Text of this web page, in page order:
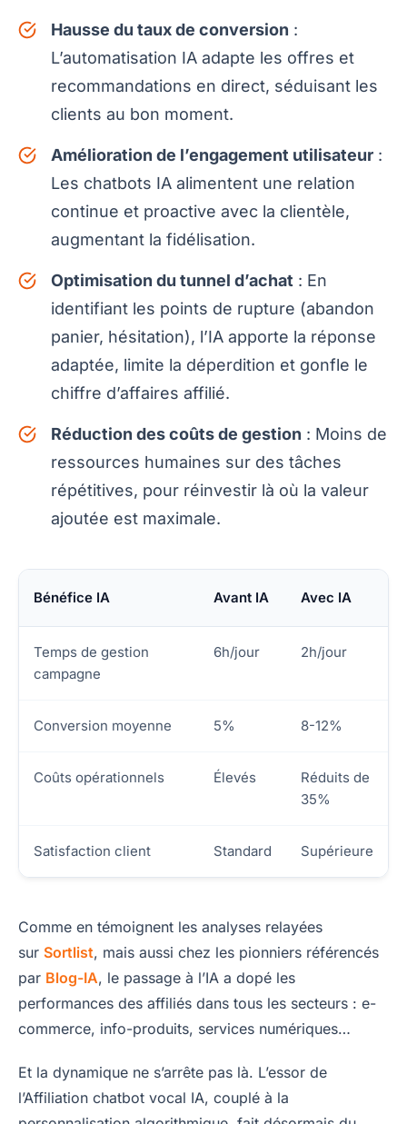
Hausse du taux de conversion :
L’automatisation IA adapte les offres et
recommandations en direct, séduisant les
clients au bon moment.
Amélioration de l’engagement utilisateur :
Les chatbots IA alimentent une relation
continue et proactive avec la clientèle,
augmentant la fidélisation.
Optimisation du tunnel d’achat : En
identifiant les points de rupture (abandon
panier, hésitation), l’IA apporte la réponse
adaptée, limite la déperdition et gonfle le
chiffre d’affaires affilié.
Réduction des coûts de gestion : Moins de
ressources humaines sur des tâches
répétitives, pour réinvestir là où la valeur
ajoutée est maximale.
Bénéfice IA Avant IA Avec IA
Temps de gestion
campagne
6h/jour 2h/jour
Conversion moyenne 5% 8-12%
Coûts opérationnels Élevés
Réduits de
35%
Satisfaction client Standard Supérieure
Comme en témoignent les analyses relayées
sur Sortlist, mais aussi chez les pionniers référencés
par Blog-IA, le passage à l’IA a dopé les
performances des affiliés dans tous les secteurs : e-
commerce, info-produits, services numériques…
Et la dynamique ne s’arrête pas là. L’essor de
l’Affiliation chatbot vocal IA, couplé à la